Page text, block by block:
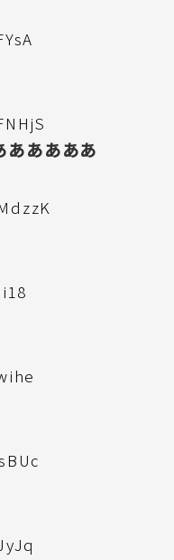
あああああ